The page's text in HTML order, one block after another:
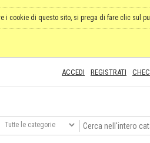
i cookie di questo sito, si prega di fare clic sul
ACCEDI REGISTRATI